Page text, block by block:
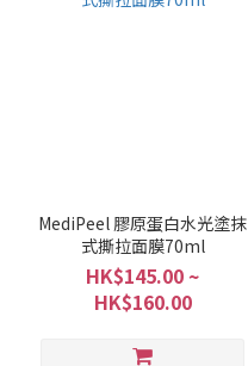
MediPeel 膠原蛋白水光塗抹
式撕拉面膜70ml
HK$145.00 ~
HK$160.00